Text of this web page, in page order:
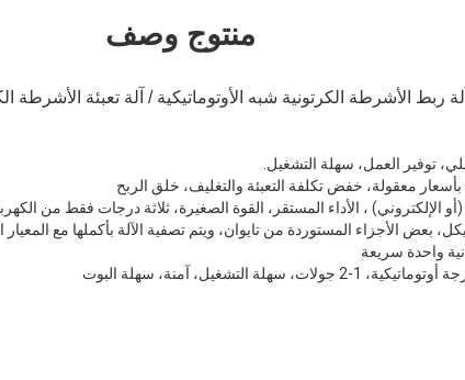
منتوج وصف
آلة ربط الأشرطة الكرتونية شبه الأوتوماتيكية / آلة تعبئة الأشرطة